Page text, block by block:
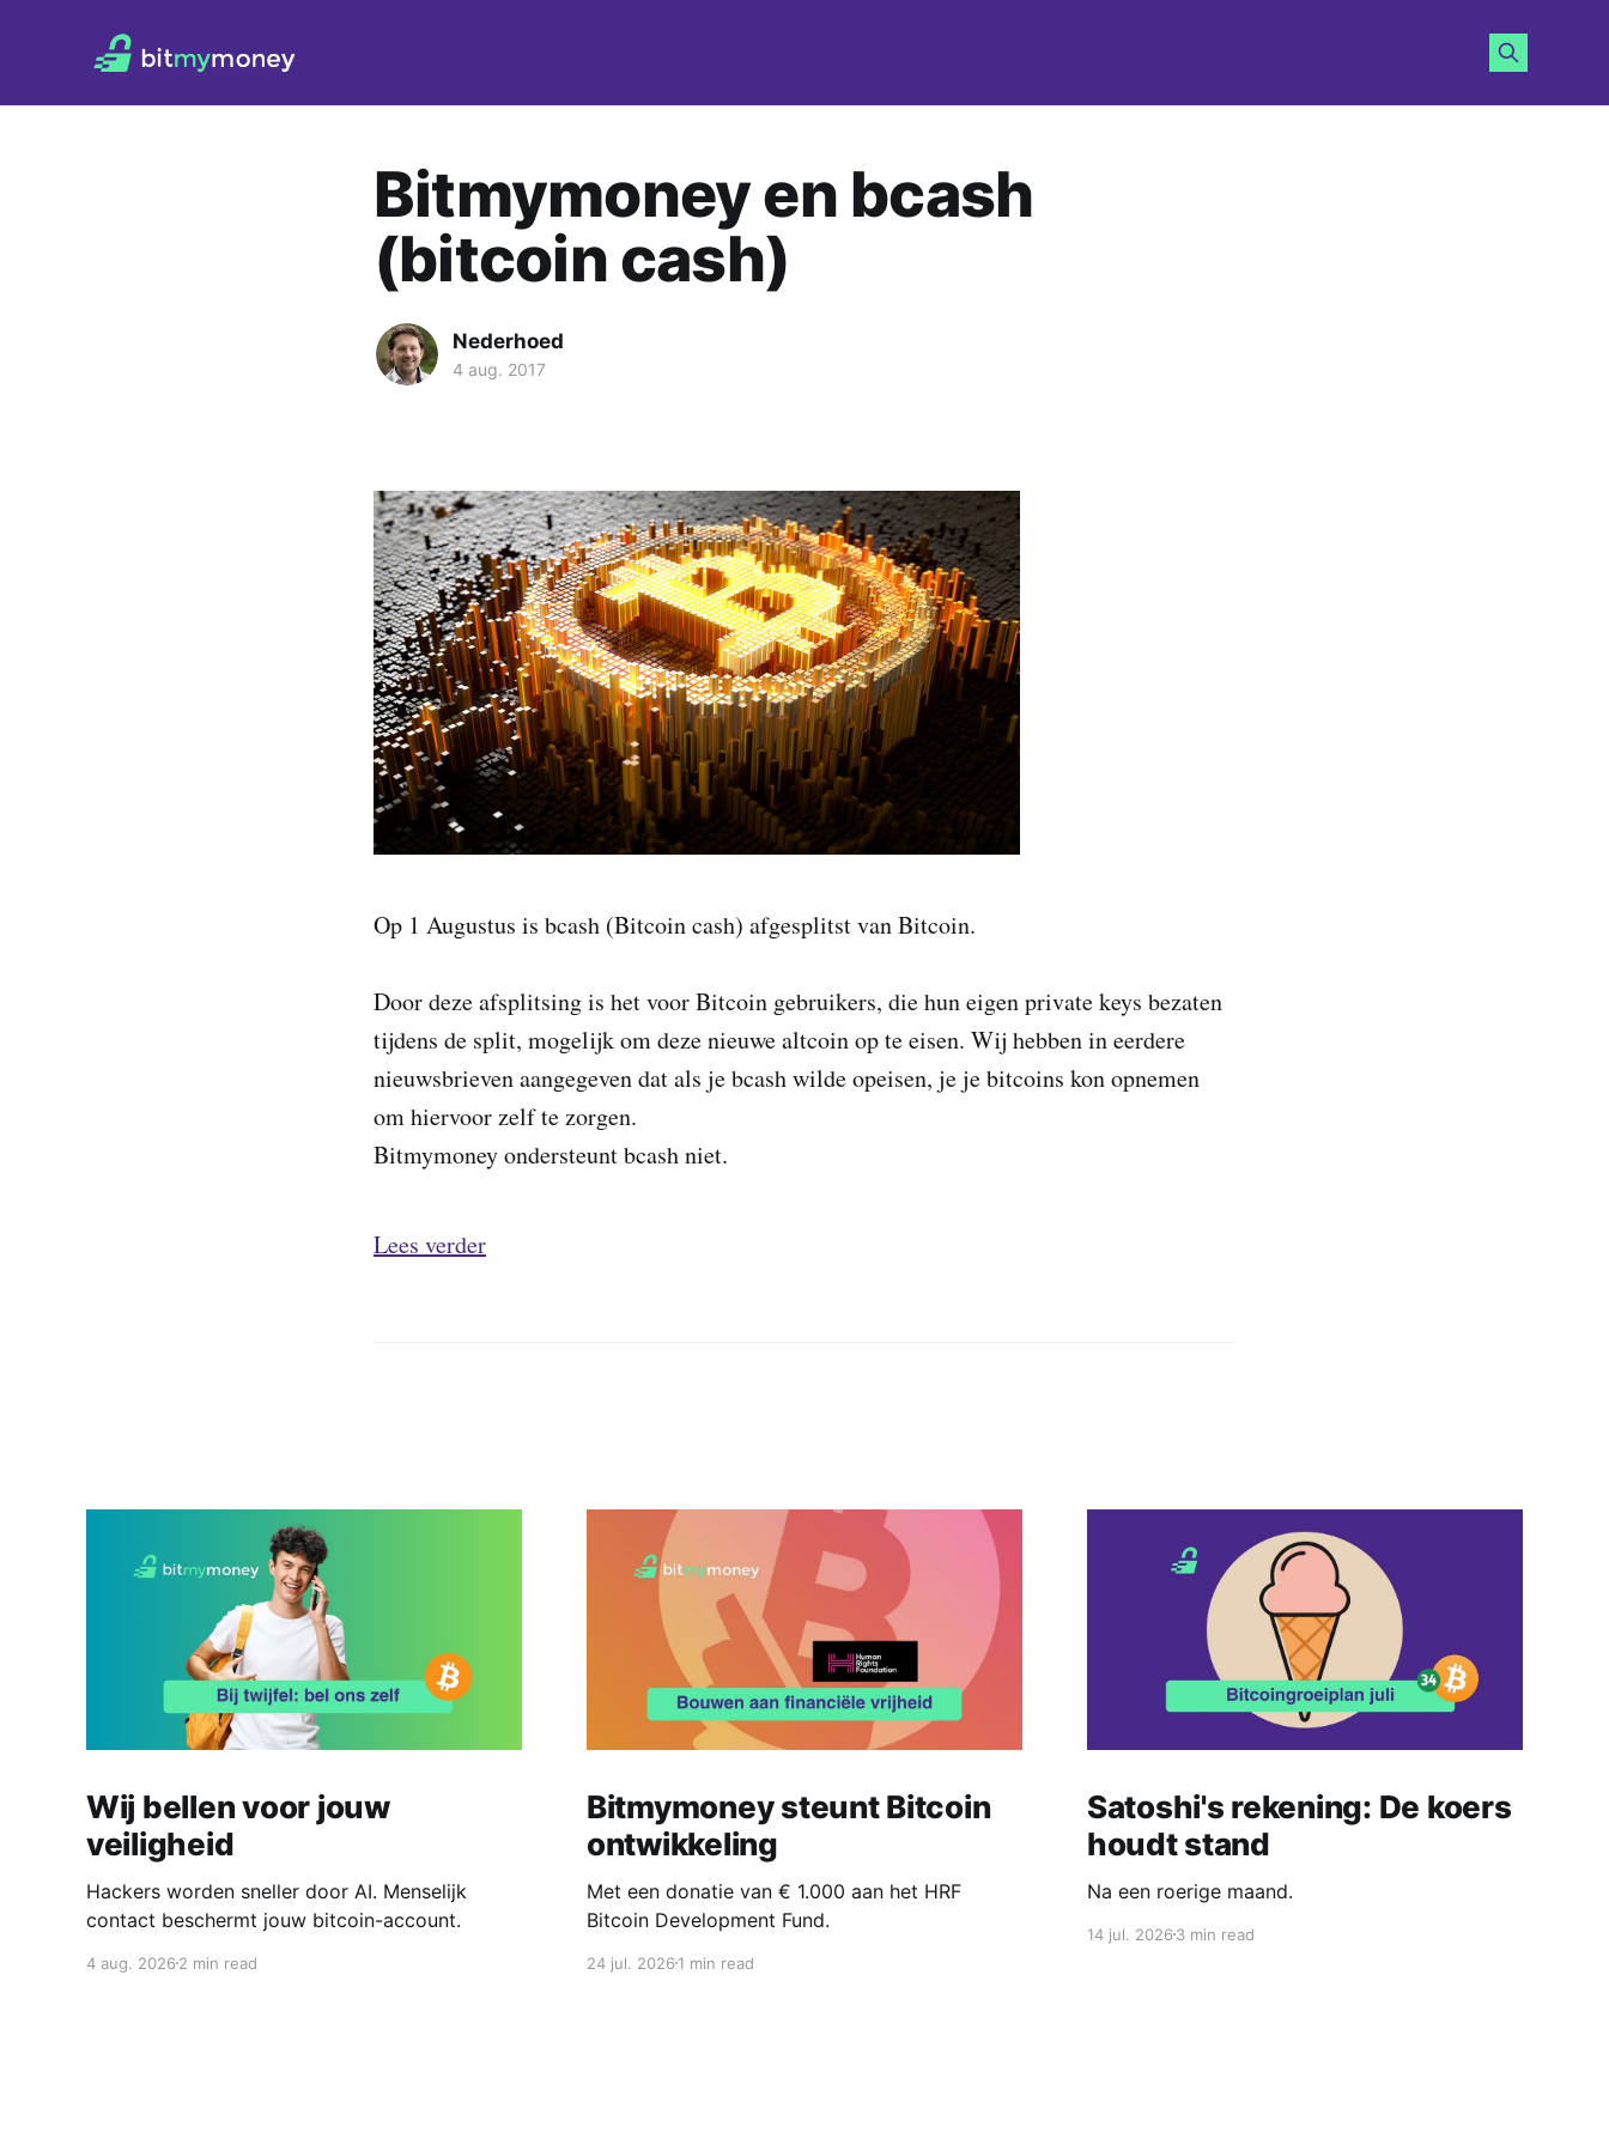
Bitmymoney en bcash
(bitcoin cash)
Nederhoed
4 aug. 2017
Op 1 Augustus is bcash (Bitcoin cash) afgesplitst van Bitcoin.
Door deze afsplitsing is het voor Bitcoin gebruikers, die hun eigen private keys bezaten
tijdens de split, mogelijk om deze nieuwe altcoin op te eisen. Wij hebben in eerdere
nieuwsbrieven aangegeven dat als je bcash wilde opeisen, je je bitcoins kon opnemen
om hiervoor zelf te zorgen.
Bitmymoney ondersteunt bcash niet.
Lees verder
Wij bellen voor jouw
veiligheid
Hackers worden sneller door AI. Menselijk
contact beschermt jouw bitcoin-account.
4 aug. 2026 2 min read
Bitmymoney steunt Bitcoin
ontwikkeling
Met een donatie van € 1.000 aan het HRF
Bitcoin Development Fund.
24 jul. 20261 min read
Satoshi's rekening: De koers
houdt stand
Na een roerige maand.
14 jul. 20263 min read